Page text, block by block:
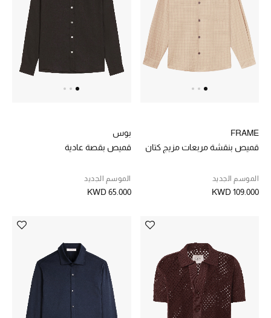
الرجال
عرض جميع المنتجات
خصومات
الموسم الجديد
ركن أناقة المنتجعات
دليل مستلزمات الرجال
أبرز المصممين
جميع الملابس الرجالية
FRAME
قميص بنقشة مربعات مزيج كتان
الموسم الجديد
KWD 109.000
بوس
قميص بقصة عادية
الموسم الجديد
KWD 65.000